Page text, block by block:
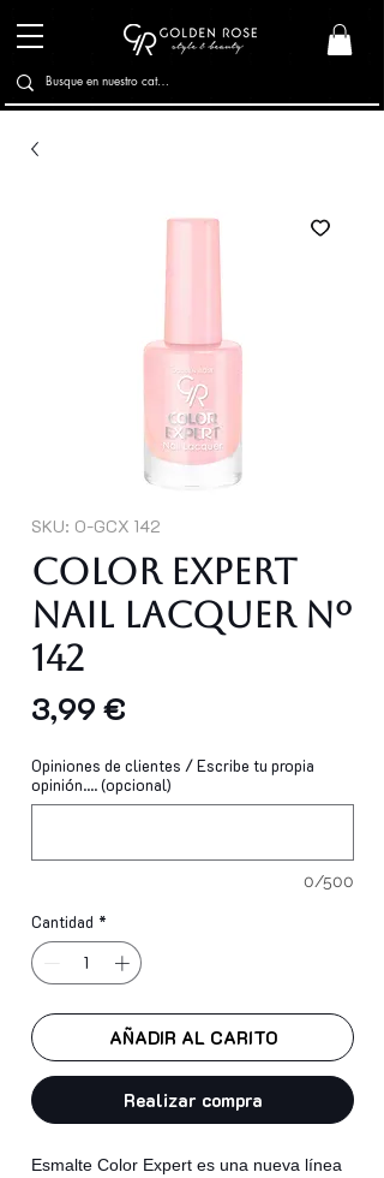
SKU: O-GCX 142
Color Expert
Nail Lacquer Nº
142
3,99 €
Opiniones de clientes / Escribe tu propia
opinión.... (opcional)
0/500
Cantidad *
AÑADIR AL CARITO
Realizar compra
Esmalte Color Expert es una nueva línea